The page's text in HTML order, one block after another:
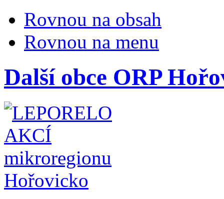
Rovnou na obsah
Rovnou na menu
Další obce ORP